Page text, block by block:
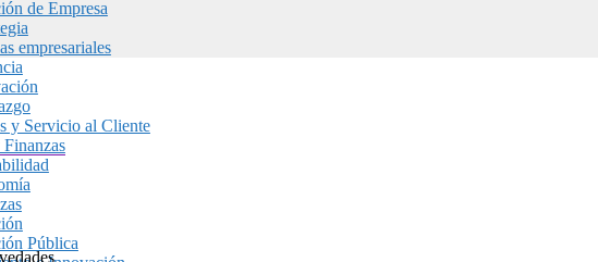
de Empresa
empresariales
y Servicio al Cliente
Pública